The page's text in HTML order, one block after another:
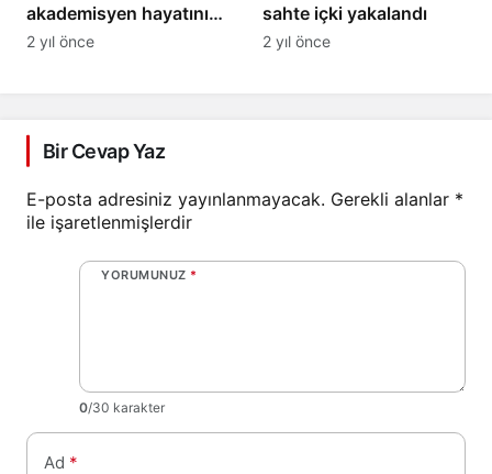
akademisyen hayatını
kaybetti
2 yıl önce
sahte içki yakalandı
2 yıl önce
Bir Cevap Yaz
E-posta adresiniz yayınlanmayacak. Gerekli alanlar *
ile işaretlenmişlerdir
YORUMUNUZ *
0/30 karakter
Ad *